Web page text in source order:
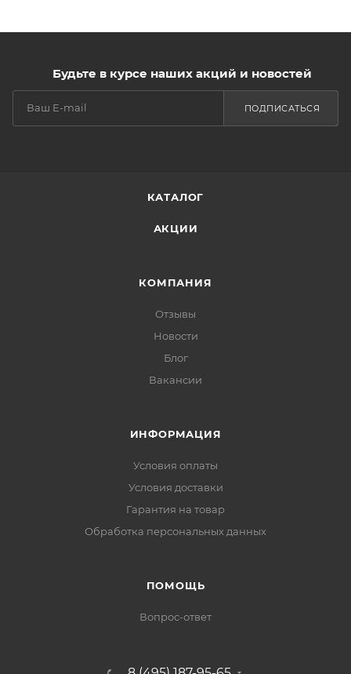
Будьте в курсе наших акций и новостей
ПОДПИСАТЬСЯ
КАТАЛОГ
АКЦИИ
КОМПАНИЯ
Отзывы
Новости
Блог
Вакансии
ИНФОРМАЦИЯ
Условия оплаты
Условия доставки
Гарантия на товар
Обработка персональных данных
ПОМОЩЬ
Вопрос-ответ